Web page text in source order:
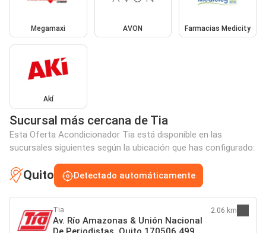
Megamaxi AVON Farmacias Medicity
Akí
Sucursal más cercana de Tia
Esta Oferta Acondicionador Tia está disponible en las
sucursales siguientes según la ubicación que has configurado:
Quito Detectado automáticamente
Tia
Av. Río Amazonas & Unión Nacional
2.06 km